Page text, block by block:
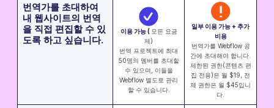
번역가를 초대하여
내 웹사이트의 번역
을 직접 편집할 수 있
도록 하고 싶습니다.
이용 가능 ( 모든 요금
제)
번역 프로젝트에 최대
50명의 멤버를 초대할
수 있으며, 이들을
Webflow 별도로 관리
할 수 있습니다.
일부 이용 가능 + 추가
비용‍
번역가를 Webflow 공
간에 초대해야 합니다.
제한된 권한(콘텐츠 편
집 전용)은 월 $19, 전
체 권한은 월 $45입니
다.